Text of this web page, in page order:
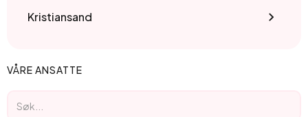
Kristiansand
VÅRE ANSATTE